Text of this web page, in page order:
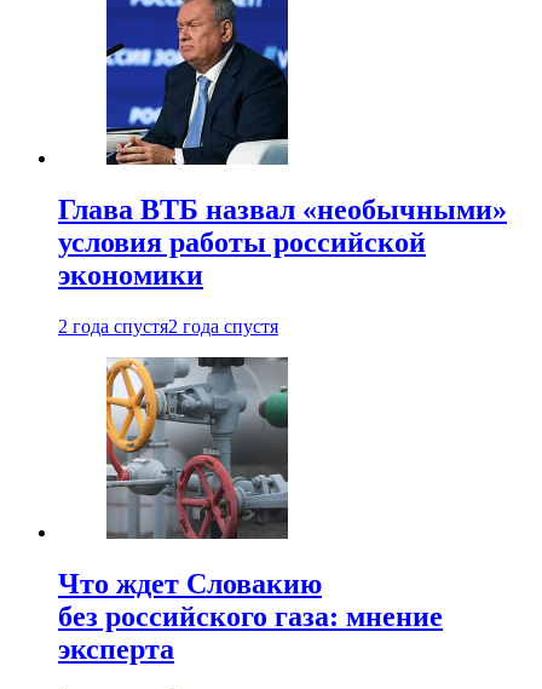
Глава ВТБ назвал «необычными»
условия работы российской
экономики
2 года спустя2 года спустя
Что ждет Словакию
без российского газа: мнение
эксперта